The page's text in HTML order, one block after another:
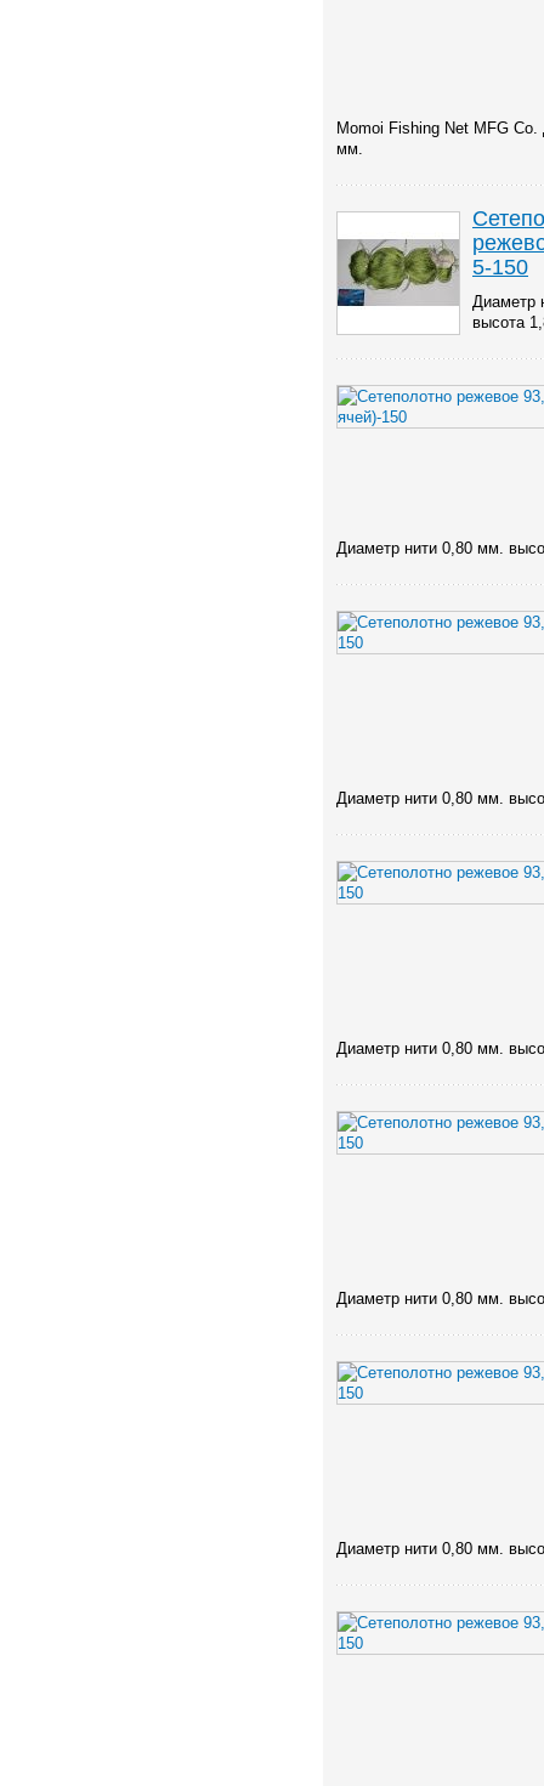
Momoi Fishing Net MFG
мм.
5-150
Диаметр
высота
Диаметр нити 0,80 мм.
Диаметр нити 0,80 мм.
Диаметр нити 0,80 мм.
Диаметр нити 0,80 мм.
Диаметр нити 0,80 мм.